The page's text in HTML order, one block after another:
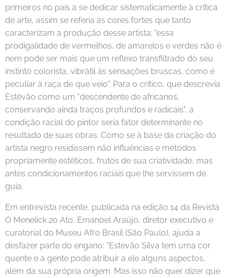
primeiros no país a se dedicar sistematicamente à crítica
de arte, assim se referia às cores fortes que tanto
caracterizam a produção desse artista: "essa
prodigalidade de vermelhos, de amarelos e verdes não é
nem pode ser mais que um reflexo transfiltrado do seu
instinto colorista, vibrátil às sensações bruscas, como é
peculiar à raça de que veio". Para o crítico, que descrevia
Estêvão como um "descendente de africanos,
conservando ainda traços profundos e radicais", a
condição racial do pintor seria fator determinante no
resultado de suas obras. Como se à base da criação do
artista negro residissem não influências e métodos
propriamente estéticos, frutos de sua criatividade, mas
antes condicionamentos raciais que lhe servissem de
guia.
Em entrevista recente, publicada na edição 14 da Revista
O Menelick 2o Ato, Emanoel Araújo, diretor executivo e
curatorial do Museu Afro Brasil (São Paulo), ajuda a
desfazer parte do engano: "Estevão Silva tem uma cor
quente e a gente pode atribuir a ele alguns aspectos,
além da sua própria origem. Mas isso não quer dizer que